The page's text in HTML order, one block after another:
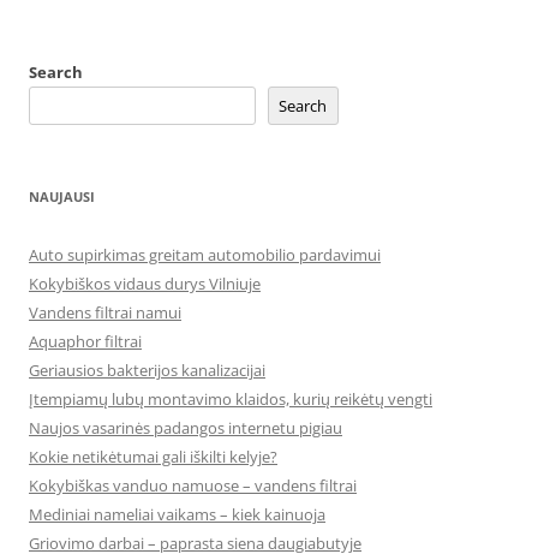
Search
Search
NAUJAUSI
Auto supirkimas greitam automobilio pardavimui
Kokybiškos vidaus durys Vilniuje
Vandens filtrai namui
Aquaphor filtrai
Geriausios bakterijos kanalizacijai
Įtempiamų lubų montavimo klaidos, kurių reikėtų vengti
Naujos vasarinės padangos internetu pigiau
Kokie netikėtumai gali iškilti kelyje?
Kokybiškas vanduo namuose – vandens filtrai
Mediniai nameliai vaikams – kiek kainuoja
Griovimo darbai – paprasta siena daugiabutyje